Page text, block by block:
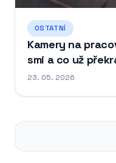
OSTATNÍ
Kamery na
smí a co už
23. 05. 2026